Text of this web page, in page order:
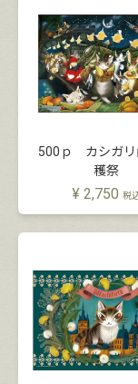
500ｐ カシガリ
穫祭
¥ 2,750 税